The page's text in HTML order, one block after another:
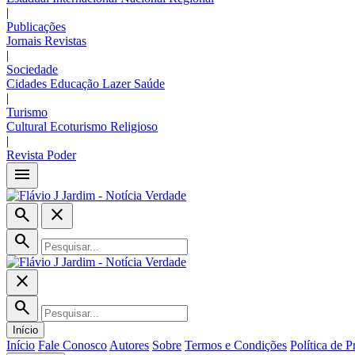
|
Publicações
Jornais Revistas
|
Sociedade
Cidades Educação Lazer Saúde
|
Turismo
Cultural Ecoturismo Religioso
|
Revista Poder
menu
search
close
search
close
search
Início
Início Fale Conosco Autores Sobre Termos e Condições Política de